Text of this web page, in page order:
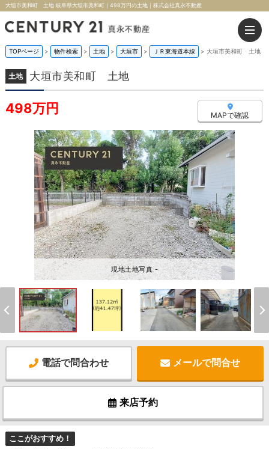
大垣市美和町 土地 岐阜県大垣市美和町｜498万円の土地｜株式会社真永不動産
TOPページ > 物件検索 > 土地 > 大垣市 > ＪＲ東海道本線 > 大垣市美和町 土地
土地 大垣市美和町 土地
498万円 MAPで確認
現地土地写真 -
電話で問合わせ メールで問合せ
来店予約
ここがおすすめ！